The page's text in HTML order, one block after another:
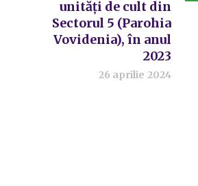
unități de cult din
Sectorul 5 (Parohia
Vovidenia), în anul
2023
26 aprilie 2024